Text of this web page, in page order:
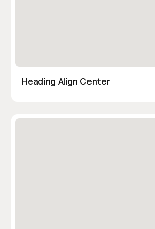
Heading Align Center